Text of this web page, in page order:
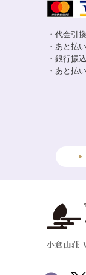
・代金引
・あと払
・銀行振
・あと払